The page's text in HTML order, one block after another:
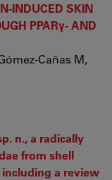
INDUCED SKIN
PPARγ- AND
Cañas M,
n., a radically
from shell
a review